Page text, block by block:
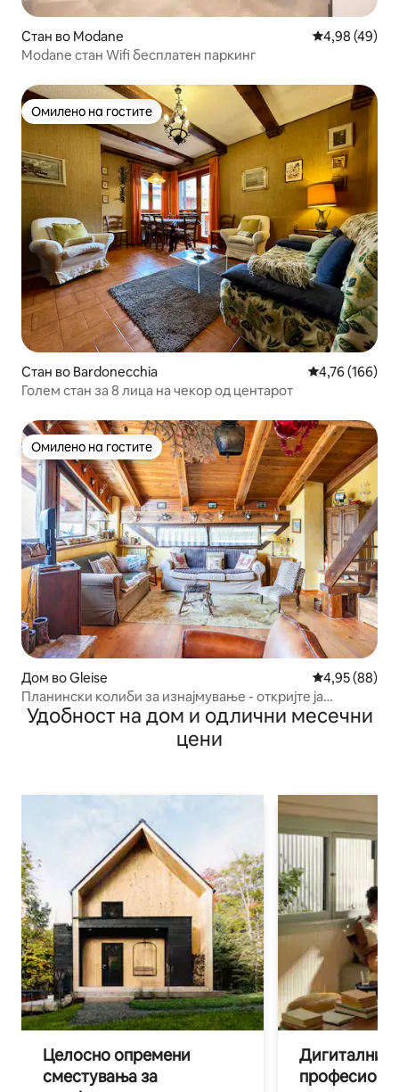
Стан во Modane Просечна
4,98 (49)
Modane стан Wifi бесплатен паркинг
Омилено на гостите
Омилено на гостите
Стан во Bardonecchia Просечна
4,76 (166)
Голем стан за 8 лица на чекор од центарот
Омилено на гостите
Омилено на гостите
Дом во Gleise Просечна
4,95 (88)
Планински колиби за изнајмување - откријте ја
магијата на Алпите
Удобност на дом и одлични месечни
цени
Целосно опремени
сместувања за
Дигитални